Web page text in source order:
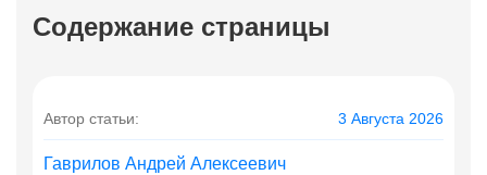
Содержание страницы
Автор статьи: 3 Августа 2026
Гаврилов Андрей Алексеевич